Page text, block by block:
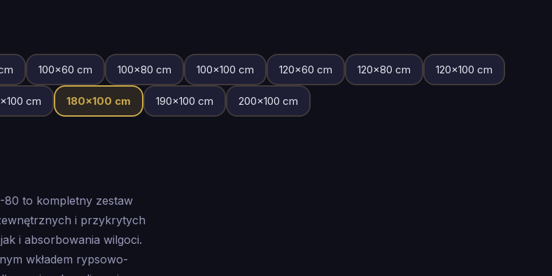
100×60 cm 100×80 cm 100×100 cm 120×60 cm 120×80 cm 120×100 cm
×100 cm 180×100 cm 190×100 cm 200×100 cm
80 to kompletny zestaw
i przykrytych
i absorbowania wilgoci.
wkładem rypsowo-